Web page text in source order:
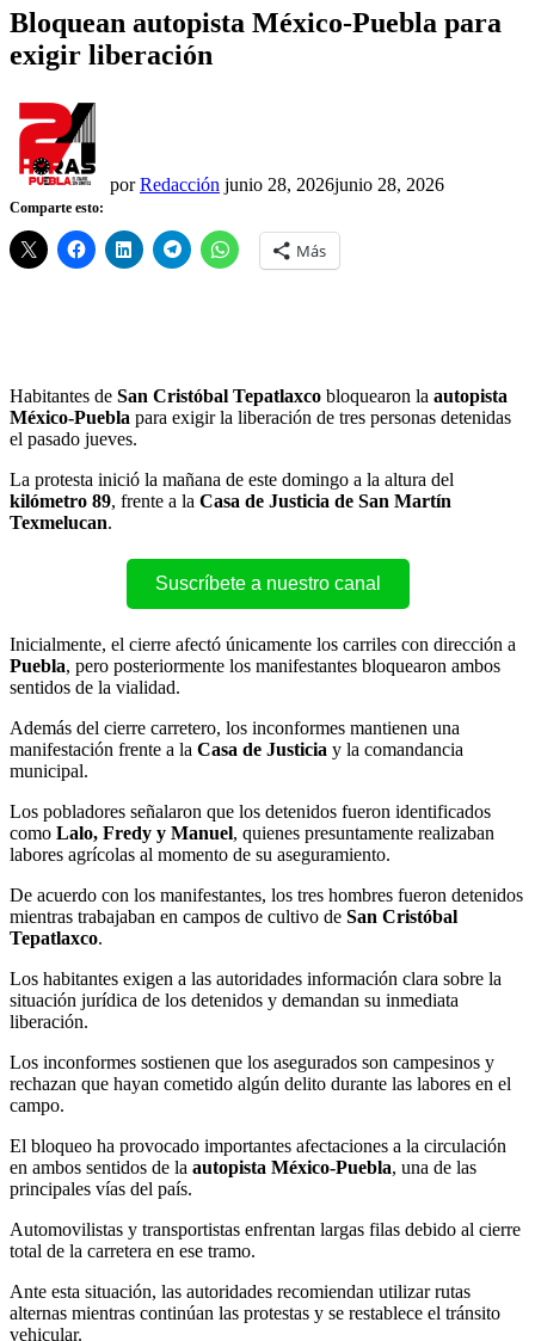
Bloquean autopista México-Puebla para
exigir liberación
por Redacción junio 28, 2026junio 28, 2026
Comparte esto:
Más
Habitantes de San Cristóbal Tepatlaxco bloquearon la autopista
México-Puebla para exigir la liberación de tres personas detenidas
el pasado jueves.
La protesta inició la mañana de este domingo a la altura del
kilómetro 89, frente a la Casa de Justicia de San Martín
Texmelucan.
Suscríbete a nuestro canal
Inicialmente, el cierre afectó únicamente los carriles con dirección a
Puebla, pero posteriormente los manifestantes bloquearon ambos
sentidos de la vialidad.
Además del cierre carretero, los inconformes mantienen una
manifestación frente a la Casa de Justicia y la comandancia
municipal.
Los pobladores señalaron que los detenidos fueron identificados
como Lalo, Fredy y Manuel, quienes presuntamente realizaban
labores agrícolas al momento de su aseguramiento.
De acuerdo con los manifestantes, los tres hombres fueron detenidos
mientras trabajaban en campos de cultivo de San Cristóbal
Tepatlaxco.
Los habitantes exigen a las autoridades información clara sobre la
situación jurídica de los detenidos y demandan su inmediata
liberación.
Los inconformes sostienen que los asegurados son campesinos y
rechazan que hayan cometido algún delito durante las labores en el
campo.
El bloqueo ha provocado importantes afectaciones a la circulación
en ambos sentidos de la autopista México-Puebla, una de las
principales vías del país.
Automovilistas y transportistas enfrentan largas filas debido al cierre
total de la carretera en ese tramo.
Ante esta situación, las autoridades recomiendan utilizar rutas
alternas mientras continúan las protestas y se restablece el tránsito
vehicular.